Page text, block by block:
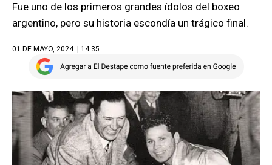
Fue uno de los primeros grandes ídolos del boxeo
argentino, pero su historia escondía un trágico final.
01 DE MAYO, 2024 | 14.35